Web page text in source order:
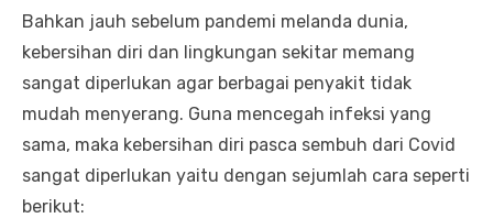
Bahkan jauh sebelum pandemi melanda dunia,
kebersihan diri dan lingkungan sekitar memang
sangat diperlukan agar berbagai penyakit tidak
mudah menyerang. Guna mencegah infeksi yang
sama, maka kebersihan diri pasca sembuh dari Covid
sangat diperlukan yaitu dengan sejumlah cara seperti
berikut: